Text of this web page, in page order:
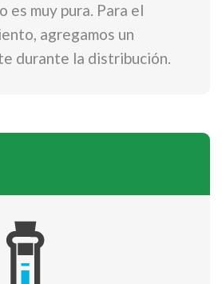
es muy pura. Para el
agregamos un
durante la distribución.